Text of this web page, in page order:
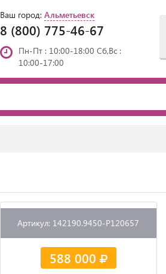
Ваш город: Альметьевск
8 (800) 775-46-67
Пн-Пт : 10:00-18:00 Сб,Вс :
10:00-17:00
Артикул: 142190.9450-P120657
588 000